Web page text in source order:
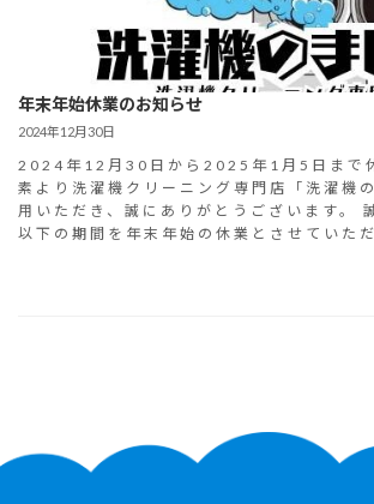
年末年始休業のお知らせ
2024年12月30日
2024年12月30日から2025年1月5日まで
素より洗濯機クリーニング専門店「洗濯機
用いただき、誠にありがとうございます。
以下の期間を年末年始の休業とさせていた